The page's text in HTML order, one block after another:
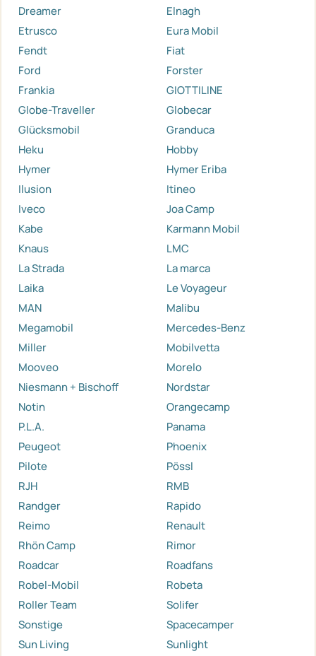
Dreamer
Elnagh
Etrusco
Eura Mobil
Fendt
Fiat
Ford
Forster
Frankia
GIOTTILINE
Globe-Traveller
Globecar
Glücksmobil
Granduca
Heku
Hobby
Hymer
Hymer Eriba
Ilusion
Itineo
Iveco
Joa Camp
Kabe
Karmann Mobil
Knaus
LMC
La Strada
La marca
Laika
Le Voyageur
MAN
Malibu
Megamobil
Mercedes-Benz
Miller
Mobilvetta
Mooveo
Morelo
Niesmann + Bischoff
Nordstar
Notin
Orangecamp
P.L.A.
Panama
Peugeot
Phoenix
Pilote
Pössl
RJH
RMB
Randger
Rapido
Reimo
Renault
Rhön Camp
Rimor
Roadcar
Roadfans
Robel-Mobil
Robeta
Roller Team
Solifer
Sonstige
Spacecamper
Sun Living
Sunlight